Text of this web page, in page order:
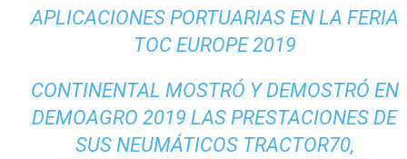
APLICACIONES PORTUARIAS EN LA FERIA
TOC EUROPE 2019
CONTINENTAL MOSTRÓ Y DEMOSTRÓ EN
DEMOAGRO 2019 LAS PRESTACIONES DE
SUS NEUMÁTICOS TRACTOR70,